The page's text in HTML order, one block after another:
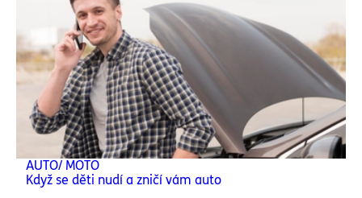
AUTO/ MOTO
Když se děti nudí a zničí vám auto